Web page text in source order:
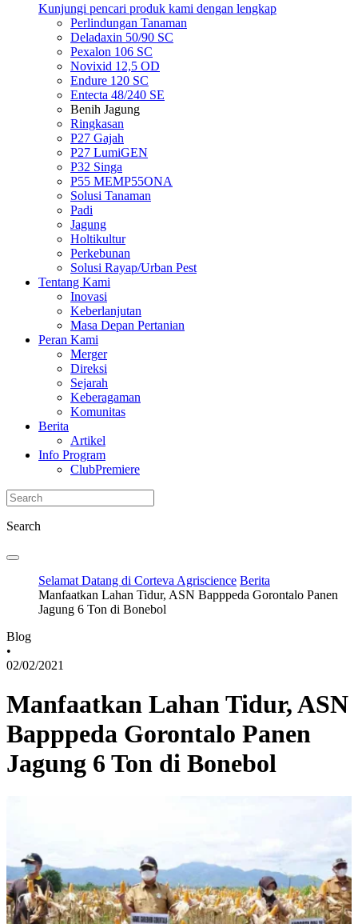
Kunjungi pencari produk kami dengan lengkap
Perlindungan Tanaman
Deladaxin 50/90 SC
Pexalon 106 SC
Novixid 12,5 OD
Endure 120 SC
Entecta 48/240 SE
Benih Jagung
Ringkasan
P27 Gajah
P27 LumiGEN
P32 Singa
P55 MEMP55ONA
Solusi Tanaman
Padi
Jagung
Holtikultur
Perkebunan
Solusi Rayap/Urban Pest
Tentang Kami
Inovasi
Keberlanjutan
Masa Depan Pertanian
Peran Kami
Merger
Direksi
Sejarah
Keberagaman
Komunitas
Berita
Artikel
Info Program
ClubPremiere
Search
Selamat Datang di Corteva Agriscience Berita
Manfaatkan Lahan Tidur, ASN Bapppeda Gorontalo Panen
Jagung 6 Ton di Bonebol
Blog
•
02/02/2021
Manfaatkan Lahan Tidur, ASN
Bapppeda Gorontalo Panen
Jagung 6 Ton di Bonebol